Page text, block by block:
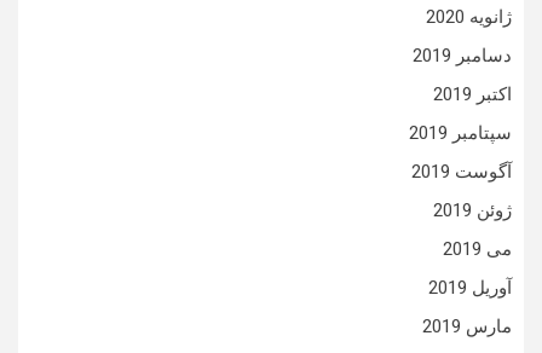
ژانویه 2020
دسامبر 2019
اکتبر 2019
سپتامبر 2019
آگوست 2019
ژوئن 2019
می 2019
آوریل 2019
مارس 2019